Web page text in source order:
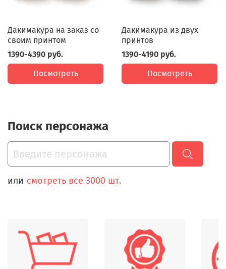
Дакимакура на заказ со
своим принтом
1390-4390 руб.
Посмотреть
Дакимакура из двух
принтов
1390-4190 руб.
Посмотреть
Поиск персонажа
или смотреть все 3000 шт.